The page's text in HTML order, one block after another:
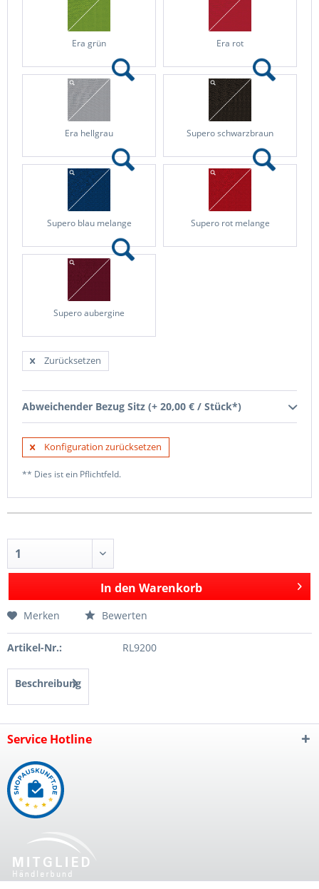
Era grün Era rot
Era hellgrau Supero schwarzbraun
Supero blau melange Supero rot melange
Supero aubergine
Zurücksetzen
Abweichender Bezug Sitz (+ 20,00 € / Stück*)
Konfiguration zurücksetzen
** Dies ist ein Pflichtfeld.
In den Warenkorb
Merken Bewerten
Artikel-Nr.: RL9200
Beschreibung
Service Hotline